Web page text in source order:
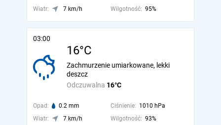
Wiatr:
7 km/h Wilgotność: 95%
03:00
16°C
Odczuwalna 16°C
Zachmurzenie umiarkowane, lekki
deszcz
Opad: 0.2 mm Ciśnienie: 1010 hPa
Wiatr:
7 km/h Wilgotność: 93%